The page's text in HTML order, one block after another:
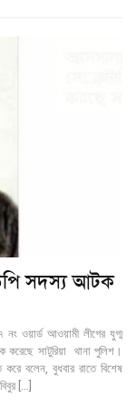
সদস্য আটক
নং ওয়ার্ড আওয়ামী লীগের যুগ্ম
সাটুরিয়া থানা পুলিশ।
করে বলেন, বুধবার রাতে বিশেষ
[…]